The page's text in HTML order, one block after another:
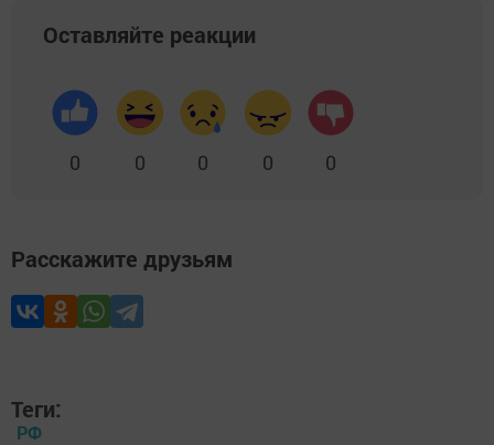
Оставляйте реакции
0 0 0 0 0
Расскажите друзьям
Теги:
РФ